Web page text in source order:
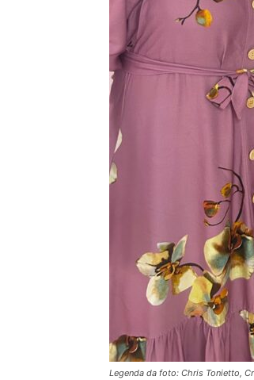
Legenda da foto: Chris Tonietto,